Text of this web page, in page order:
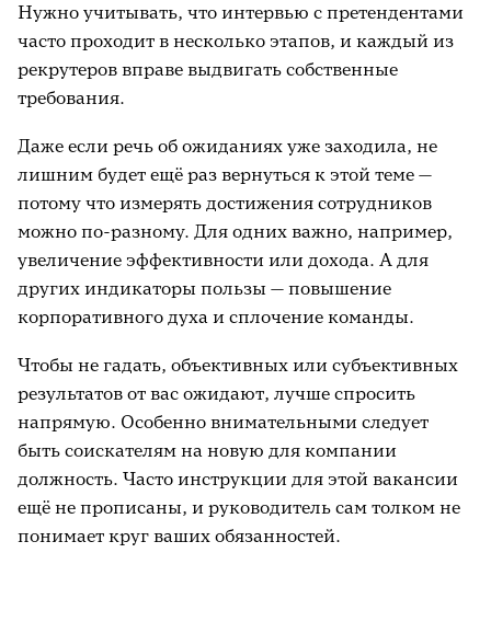
Нужно учитывать, что интервью с претендентами
часто проходит в несколько этапов, и каждый из
рекрутеров вправе выдвигать собственные
требования.
Даже если речь об ожиданиях уже заходила, не
лишним будет ещё раз вернуться к этой теме —
потому что измерять достижения сотрудников
можно по-разному. Для одних важно, например,
увеличение эффективности или дохода. А для
других индикаторы пользы — повышение
корпоративного духа и сплочение команды.
Чтобы не гадать, объективных или субъективных
результатов от вас ожидают, лучше спросить
напрямую. Особенно внимательными следует
быть соискателям на новую для компании
должность. Часто инструкции для этой вакансии
ещё не прописаны, и руководитель сам толком не
понимает круг ваших обязанностей.